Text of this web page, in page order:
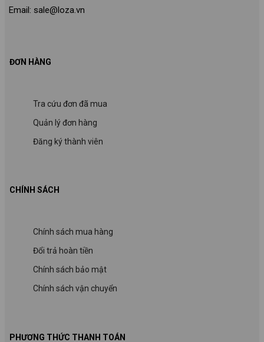
CHÍNH SÁCH
Chính sách mua hàng
Đổi trả hoàn tiền
Chính sách bảo mật
Chính sách vận chuyển
Email: sale@loza.vn
ĐƠN HÀNG
Tra cứu đơn đã mua
Quản lý đơn hàng
Đăng ký thành viên
PHƯƠNG THỨC THANH TOÁN